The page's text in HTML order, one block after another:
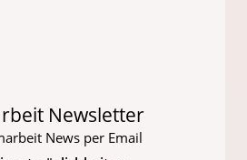
Newsletter
News per Email